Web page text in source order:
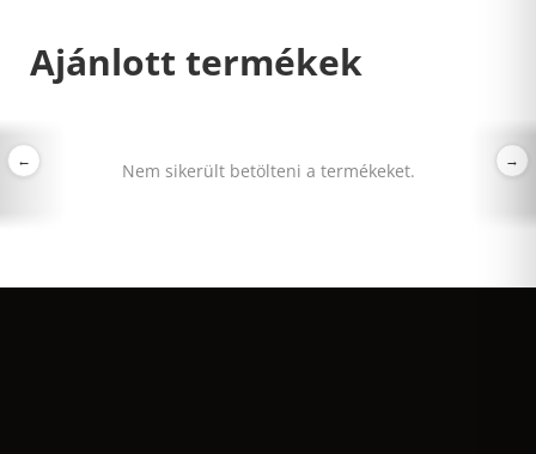
Ajánlott termékek
← →
Nem sikerült betölteni a termékeket.